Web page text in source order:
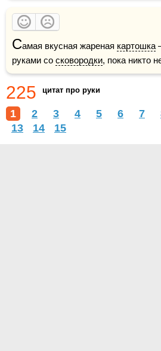
Самая вкусная жареная картошка
руками со сковородки, пока никто
225 цитат про руки
1 2 3 4 5 6 7
13
14 15